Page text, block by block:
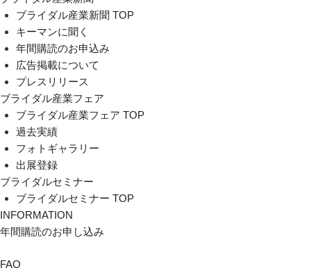
ブライダル産業新聞 TOP
キーマンに聞く
年間購読のお申込み
広告掲載について
プレスリリース
ブライダル産業フェア
ブライダル産業フェア TOP
過去実績
フォトギャラリー
出展登録
ブライダルセミナー
ブライダルセミナー TOP
INFORMATION
年間購読のお申し込み
FAQ